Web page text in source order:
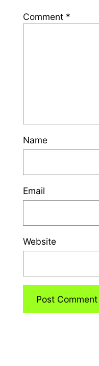
Comment *
Name
Email
Website